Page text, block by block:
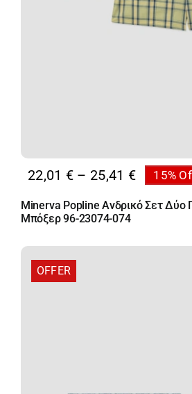
22,01 € – 25,41 €Price
22,01 €
15%
Minerva Popline Ανδρικό Σετ Δύο
Μπόξερ 96-23074-074
OFFER